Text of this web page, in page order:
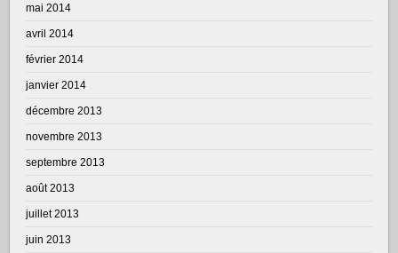
mai 2014
avril 2014
février 2014
janvier 2014
décembre 2013
novembre 2013
septembre 2013
août 2013
juillet 2013
juin 2013